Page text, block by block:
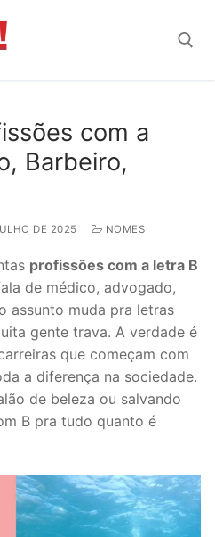
com a
Barbeiro,
DE 2025 NOMES
profissões com a letra B
de médico, advogado,
assunto muda pra letras
gente trava. A verdade é
que começam com
a diferença na sociedade.
de beleza ou salvando
B pra tudo quanto é